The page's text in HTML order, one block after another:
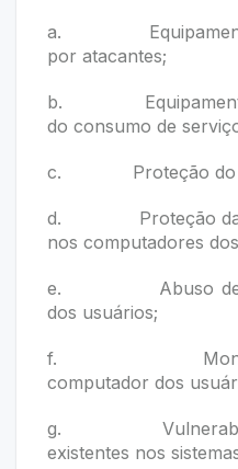
a. Equipamento
por atacantes;
b. Equipamento
do consumo de
c. Proteção do
d. Proteção das
nos computadores
e. Abuso de uso
dos usuários;
f.
computador dos
g.
existentes nos